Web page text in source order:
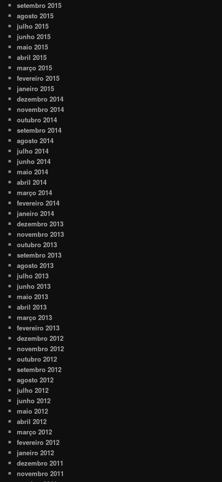
setembro 2015
agosto 2015
julho 2015
junho 2015
maio 2015
abril 2015
março 2015
fevereiro 2015
janeiro 2015
dezembro 2014
novembro 2014
outubro 2014
setembro 2014
agosto 2014
julho 2014
junho 2014
maio 2014
abril 2014
março 2014
fevereiro 2014
janeiro 2014
dezembro 2013
novembro 2013
outubro 2013
setembro 2013
agosto 2013
julho 2013
junho 2013
maio 2013
abril 2013
março 2013
fevereiro 2013
dezembro 2012
novembro 2012
outubro 2012
setembro 2012
agosto 2012
julho 2012
junho 2012
maio 2012
abril 2012
março 2012
fevereiro 2012
janeiro 2012
dezembro 2011
novembro 2011